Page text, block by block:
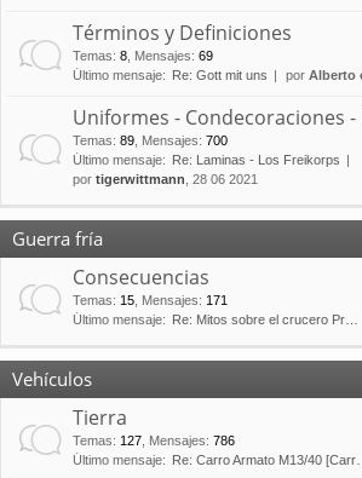
Términos y Definiciones
Temas: 8 Mensajes: 69
Último mensaje:
Re: Gott mit uns por Alberto
Uniformes - Condecoraciones -
Temas: 89 Mensajes: 700
Último mensaje:
Re: Laminas - Los Freikorps
por tigerwittmann , 28 06 2021
Guerra fría
Consecuencias
Temas: 15 Mensajes: 171
Último mensaje:
Re: Mitos sobre el crucero Pr…
Vehículos
Tierra
Temas: 127 Mensajes: 786
Último mensaje:
Re: Carro Armato M13/40 [Carr…